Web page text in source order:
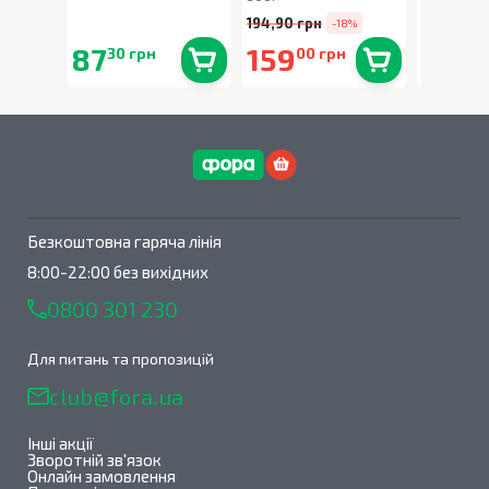
8730 грн
194,90 грн -18%
15900 грн
Безкоштовна гаряча лінія
8:00-22:00 без вихідних
0800 301 230
Для питань та пропозицій
club@fora.ua
Інші акції
Зворотній зв'язок
Онлайн замовлення